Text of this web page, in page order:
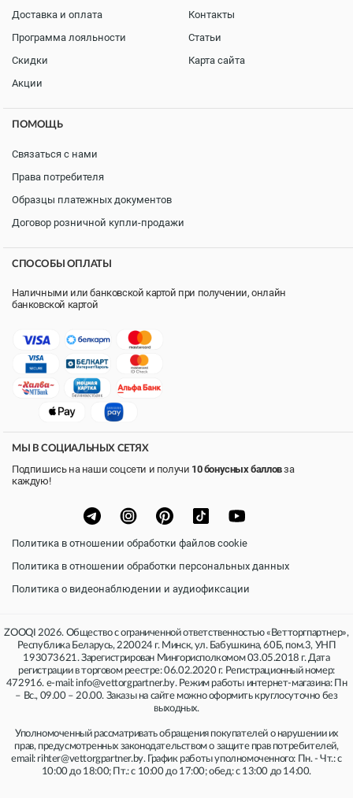
Доставка и оплата
Программа лояльности
Скидки
Акции
Контакты
Статьи
Карта сайта
ПОМОЩЬ
Связаться с нами
Права потребителя
Образцы платежных документов
Договор розничной купли-продажи
СПОСОБЫ ОПЛАТЫ
Наличными или банковской картой при получении, онлайн
банковской картой
МЫ В СОЦИАЛЬНЫХ СЕТЯХ
Подпишись на наши соцсети и получи 10 бонусных балловза
каждую!
Политика в отношении обработки файлов cookie
Политика в отношении обработки персональных данных
Политика о видеонаблюдении и аудиофиксации
ZOOQI 2026. Общество с ограниченной ответственностью «Ветторгпартнер»,
Республика Беларусь, 220024 г. Минск, ул. Бабушкина, 60Б, пом.3, УНП
193073621. Зарегистрирован Мингорисполкомом 03.05.2018 г. Дата
регистрации в торговом реестре: 06.02.2020 г. Регистрационный номер:
472916. e-mail: info@vettorgpartner.by. Режим работы интернет-магазина: Пн
– Вс., 09.00 – 20.00. Заказы на сайте можно оформить круглосуточно без
выходных.
Уполномоченный рассматривать обращения покупателей о нарушении их
прав, предусмотренных законодательством о защите прав потребителей,
email: rihter@vettorgpartner.by. График работы уполномоченного: Пн. - Чт.: с
10:00 до 18:00; Пт.: с 10:00 до 17:00; обед: с 13:00 до 14:00.